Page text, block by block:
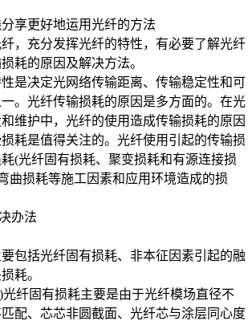
享更好地运用光纤的方法
，充分发挥光纤的特性，有必要了解光纤
耗的原因及解决方法。
是决定光网络传输距离、传输稳定性和可
。光纤传输损耗的原因是多方面的。在光
维护中，光纤的使用造成传输损耗的原因
耗是值得关注的。光纤使用引起的传输损
(光纤固有损耗、聚变损耗和有源连接损
曲损耗等施工因素和应用环境造成的损
办法
包括光纤固有损耗、非本征因素引起的融
耗。
光纤固有损耗主要是由于光纤模场直径不
配、芯芯非圆截面、光纤芯与涂层同心度